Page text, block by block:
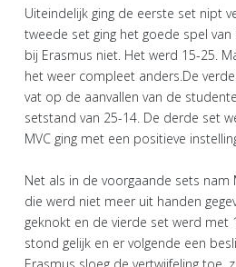
Uiteindelijk ging de eerste set nipt
tweede set ging het goede spel
bij Erasmus niet. Het werd 15-25.
het weer compleet anders.De
vat op de aanvallen van de
setstand van 25-14. De derde set
MVC ging met een positieve
Net als in de voorgaande sets nam
die werd niet meer uit handen
geknokt en de vierde set werd met
stond gelijk en er volgende een